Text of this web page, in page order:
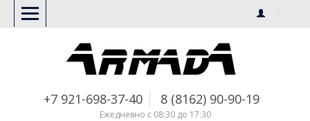
+7 921-698-37-40 8 (8162) 90-90-19
Ежедневно с 08:30 до 17:30